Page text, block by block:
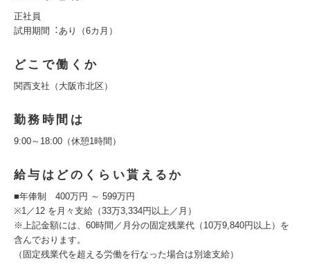
正社員
試⽤期間︓あり（6カ⽉）
どこで働くか
関西支社（大阪市北区）
勤務時間は
9:00～18:00（休憩1時間）
給与はどのくらい貰えるか
■年俸制 400万円 ～ 599万円
※1／12 を月々支給（33万3,334円以上／月）
※上記金額には、60時間／⽉分の固定残業代（10万9,840円以上）を
含んでおります。
（固定残業代を超える労働を行なった場合は別途支給）